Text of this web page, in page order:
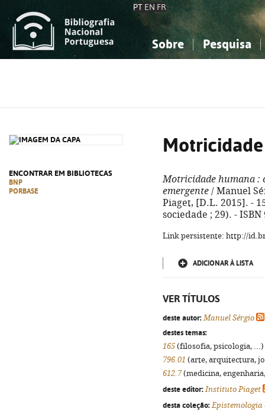
PT EN FR
Sobre Pesquisa
ENCONTRAR EM BIBLIOTECAS
BNP
PORBASE
Motricidade humana :
emergente / Manuel
Piaget, [D.L. 2015]. -
sociedade ; 29). - ISBN
Link persistente: http://
ADICIONAR À LISTA
VER TÍTULOS
deste autor: Manuel Sérgio
destes temas:
165 (filosofia, psicologia, ...)
796.01 (arte, arquitectura,
612.7(medicina,
deste editor: Instituto Piaget
desta coleção: Epistemologia